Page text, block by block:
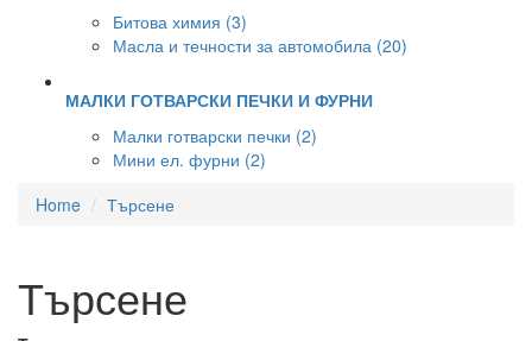
Битова химия (3)
Масла и течности за автомобила (20)
МАЛКИ ГОТВАРСКИ ПЕЧКИ И ФУРНИ
Малки готварски печки (2)
Мини ел. фурни (2)
Home
Търсене
Търсене